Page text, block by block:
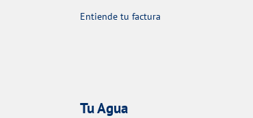
Entiende tu factura
Tu Agua